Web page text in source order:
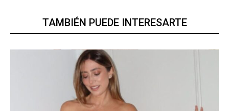
TAMBIÉN PUEDE INTERESARTE